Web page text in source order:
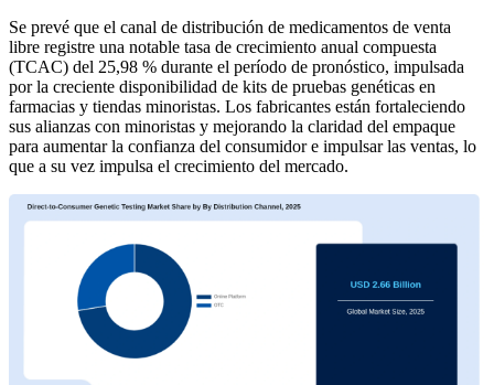
Se prevé que el canal de distribución de medicamentos de venta
libre registre una notable tasa de crecimiento anual compuesta
(TCAC) del 25,98 % durante el período de pronóstico, impulsada
por la creciente disponibilidad de kits de pruebas genéticas en
farmacias y tiendas minoristas. Los fabricantes están fortaleciendo
sus alianzas con minoristas y mejorando la claridad del empaque
para aumentar la confianza del consumidor e impulsar las ventas, lo
que a su vez impulsa el crecimiento del mercado.